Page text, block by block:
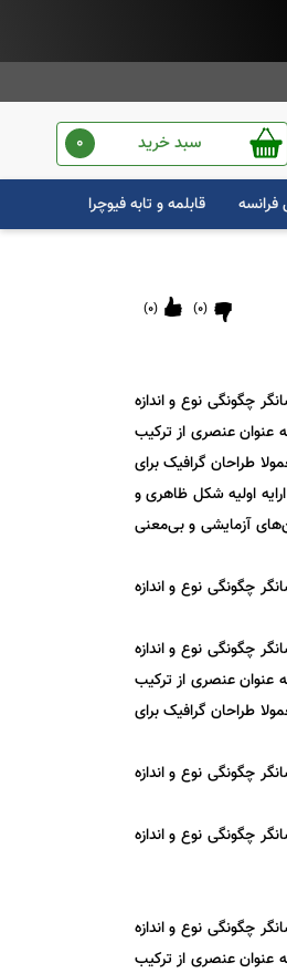
سبد خرید 0
فرانسه قابلمه و تابه فیوچرا
(
0
) (
0
)
چگونگی نوع و اندازه
عنوان عنصری از ترکیب
طراحان گرافیک برای
اولیه شکل ظاهری و
آزمایشی و بی‌معنی
چگونگی نوع و اندازه
چگونگی نوع و اندازه
عنوان عنصری از ترکیب
طراحان گرافیک برای
چگونگی نوع و اندازه
چگونگی نوع و اندازه
چگونگی نوع و اندازه
عنوان عنصری از ترکیب